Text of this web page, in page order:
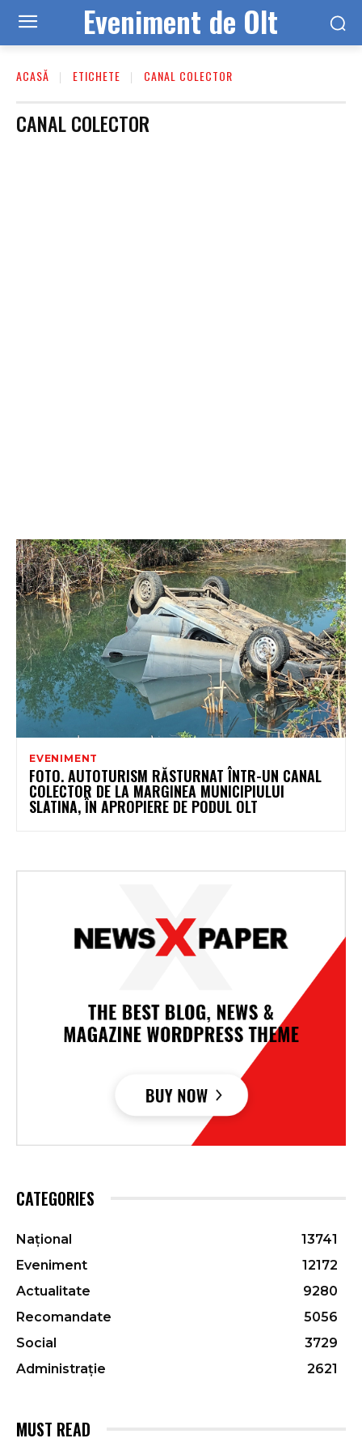
Eveniment de Olt
ACASĂ ETICHETE CANAL COLECTOR
CANAL COLECTOR
EVENIMENT
FOTO. AUTOTURISM RĂSTURNAT ÎNTR-UN CANAL
COLECTOR DE LA MARGINEA MUNICIPIULUI
SLATINA, ÎN APROPIERE DE PODUL OLT
CATEGORIES
Național
13741
Eveniment
12172
Actualitate
9280
Recomandate
5056
Social
3729
Administrație
2621
MUST READ